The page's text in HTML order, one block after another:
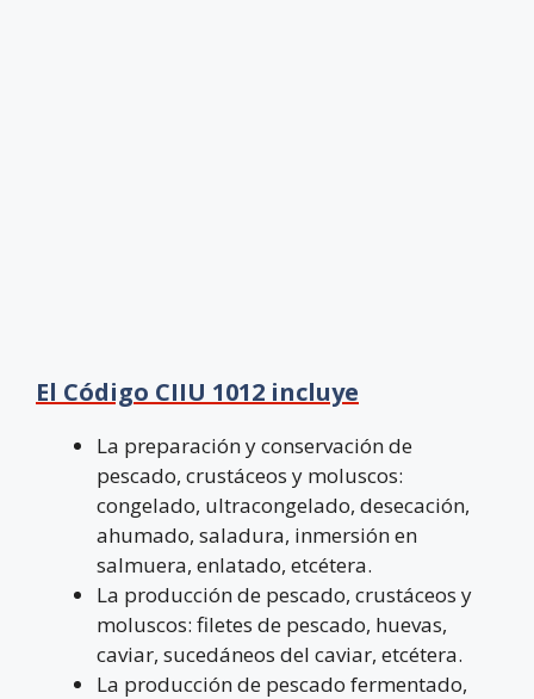
El Código CIIU 1012 incluye
La preparación y conservación de
pescado, crustáceos y moluscos:
congelado, ultracongelado, desecación,
ahumado, saladura, inmersión en
salmuera, enlatado, etcétera.
La producción de pescado, crustáceos y
moluscos: filetes de pescado, huevas,
caviar, sucedáneos del caviar, etcétera.
La producción de pescado fermentado,